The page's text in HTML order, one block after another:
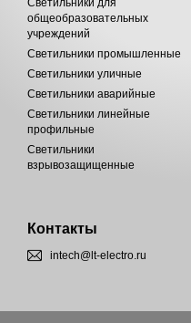
Светильники для
общеобразовательных
учреждений
Светильники промышленные
Светильники уличные
Светильники аварийные
Светильники линейные
профильные
Светильники
взрывозащищенные
Контакты
intech@lt-electro.ru